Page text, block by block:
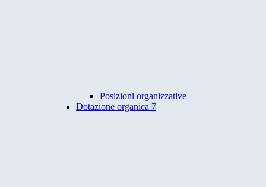
Posizioni organizzative
Dotazione organica 7